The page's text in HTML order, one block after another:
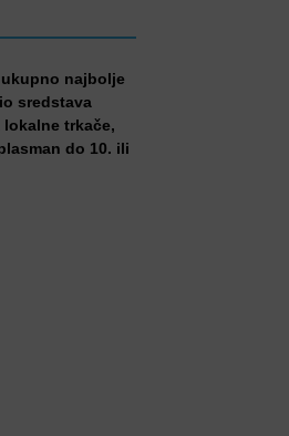
najbolje
sredstava
lokalne trkače,
do 10. ili